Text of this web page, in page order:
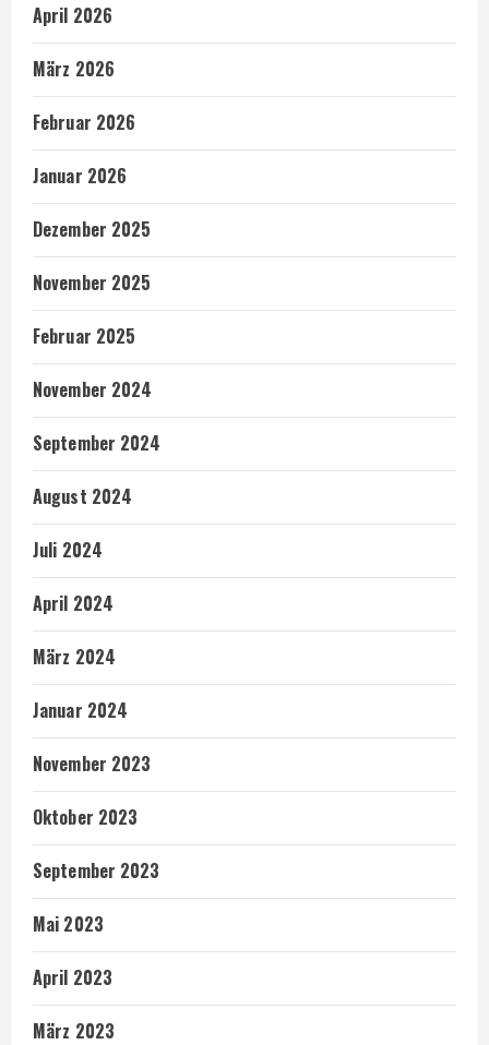
April 2026
März 2026
Februar 2026
Januar 2026
Dezember 2025
November 2025
Februar 2025
November 2024
September 2024
August 2024
Juli 2024
April 2024
März 2024
Januar 2024
November 2023
Oktober 2023
September 2023
Mai 2023
April 2023
März 2023